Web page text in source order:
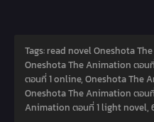
Tags: read novel Oneshota
Oneshota The Animation ตอน
ตอนที่ 1 online, Oneshota The
Oneshota The Animation ตอน
Animation ตอนที่ 1 light novel,